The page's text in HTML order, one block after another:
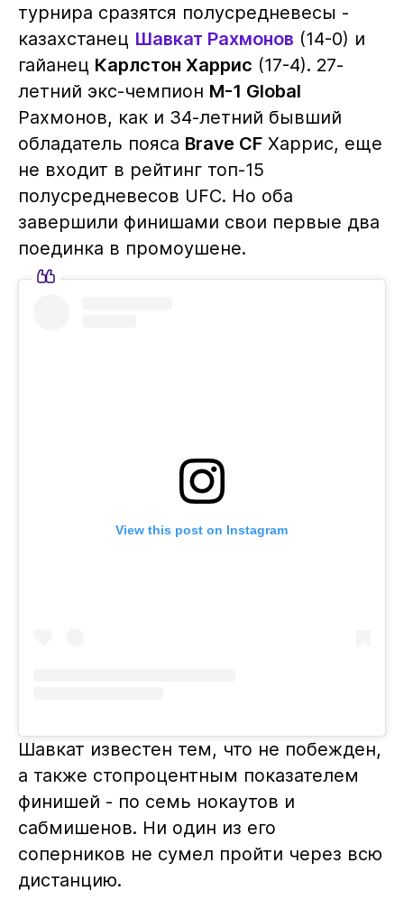
турнира сразятся полусредневесы -
казахстанец Шавкат Рахмонов (14-0) и
гайанец Карлстон Харрис (17-4). 27-
летний экс-чемпион M-1 Global
Рахмонов, как и 34-летний бывший
обладатель пояса Brave CFХаррис, еще
не входит в рейтинг топ-15
полусредневесов UFC. Но оба
завершили финишами свои первые два
поединка в промоушене.
View this post on Instagram
Шавкат известен тем, что не побежден,
а также стопроцентным показателем
финишей - по семь нокаутов и
сабмишенов. Ни один из его
соперников не сумел пройти через всю
дистанцию.